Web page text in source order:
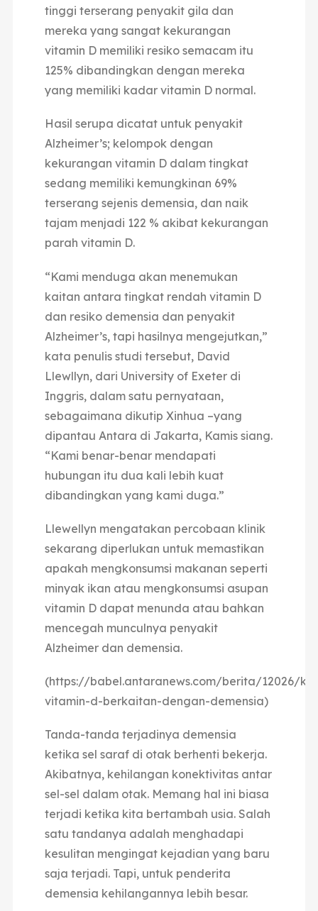
tinggi terserang penyakit gila dan
mereka yang sangat kekurangan
vitamin D memiliki resiko semacam itu
125% dibandingkan dengan mereka
yang memiliki kadar vitamin D normal.
Hasil serupa dicatat untuk penyakit
Alzheimer’s; kelompok dengan
kekurangan vitamin D dalam tingkat
sedang memiliki kemungkinan 69%
terserang sejenis demensia, dan naik
tajam menjadi 122 % akibat kekurangan
parah vitamin D.
“Kami menduga akan menemukan
kaitan antara tingkat rendah vitamin D
dan resiko demensia dan penyakit
Alzheimer’s, tapi hasilnya mengejutkan,”
kata penulis studi tersebut, David
Llewllyn, dari University of Exeter di
Inggris, dalam satu pernyataan,
sebagaimana dikutip Xinhua –yang
dipantau Antara di Jakarta, Kamis siang.
“Kami benar-benar mendapati
hubungan itu dua kali lebih kuat
dibandingkan yang kami duga.”
Llewellyn mengatakan percobaan klinik
sekarang diperlukan untuk memastikan
apakah mengkonsumsi makanan seperti
minyak ikan atau mengkonsumsi asupan
vitamin D dapat menunda atau bahkan
mencegah munculnya penyakit
Alzheimer dan demensia.
(https://babel.antaranews.com/berita/12026/
vitamin-d-berkaitan-dengan-demensia)
Tanda-tanda terjadinya demensia
ketika sel saraf di otak berhenti bekerja.
Akibatnya, kehilangan konektivitas antar
sel-sel dalam otak. Memang hal ini biasa
terjadi ketika kita bertambah usia. Salah
satu tandanya adalah menghadapi
kesulitan mengingat kejadian yang baru
saja terjadi. Tapi, untuk penderita
demensia kehilangannya lebih besar.